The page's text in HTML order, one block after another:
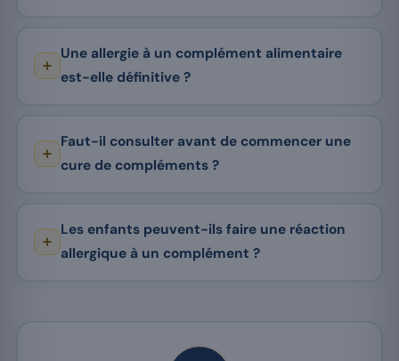
Une allergie à un complément alimentaire
est-elle définitive ?
Faut-il consulter avant de commencer une
cure de compléments ?
Les enfants peuvent-ils faire une réaction
allergique à un complément ?